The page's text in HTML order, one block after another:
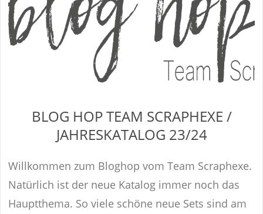
BLOG HOP TEAM SCRAPHEXE /
JAHRESKATALOG 23/24
Willkommen zum Bloghop vom Team Scraphexe.
Natürlich ist der neue Katalog immer noch das
Hauptthema. So viele schöne neue Sets sind am